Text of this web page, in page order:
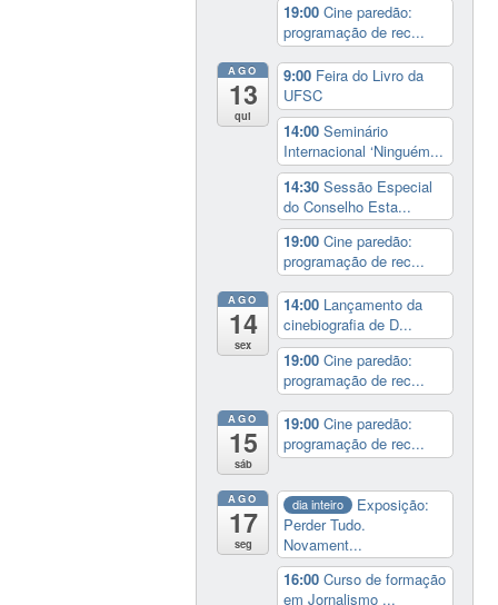
19:00Cine paredão:
programação de rec...
AGO
13
qui
9:00 Feira do Livro da
UFSC
14:00Seminário
Internacional ‘Ninguém...
14:30Sessão Especial
do Conselho Esta...
19:00Cine paredão:
programação de rec...
AGO
14
sex
14:00 Lançamento da
cinebiografia de D...
19:00Cine paredão:
programação de rec...
AGO
15
sáb
19:00Cine paredão:
programação de rec...
AGO
17
seg
dia inteiro
Exposição:
Perder Tudo.
Novament...
16:00Curso de formação
em Jornalismo ...